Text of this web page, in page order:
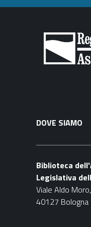
DOVE SIAMO
Biblioteca
Legislativa
Viale Aldo
40127 Bologna